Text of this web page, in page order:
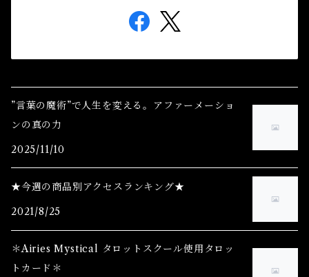
”言葉の魔術”で人生を変える。アファーメーショ
ンの真の力
2025/11/10
★今週の商品別アクセスランキング★
2021/8/25
＊Airies Mystical タロットスクール使用タロッ
トカード＊